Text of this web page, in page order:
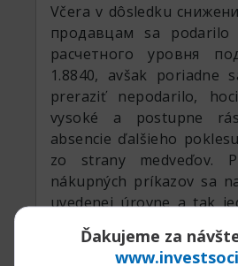
Ďakujeme za
Včera v dôsledku
продавцам sa
расчетного уровня
1.8840, avšak poriadne
preraziť nepodarilo,
vysoké a postupne
absencie ďalšieho
zo strany medveďov.
nákupných príkazov sa
uvedenej úrovne a tak
preraziť nepodarí.